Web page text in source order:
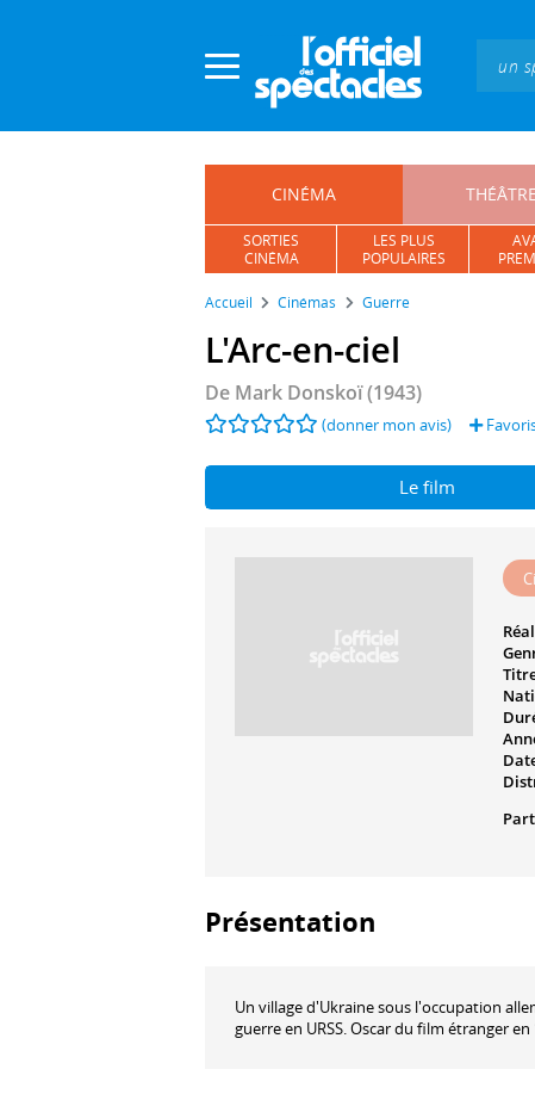
CINÉMA THÉÂTRE
SORTIES
CINÉMA
LES PLUS
POPULAIRES
Accueil Cinémas Guerre
L'Arc-en-ciel
De Mark Donskoï(1943)
(donner mon avis)
Le film
Présentation
Un village d'Ukraine sous l'occupation
guerre en URSS. Oscar du film étranger en